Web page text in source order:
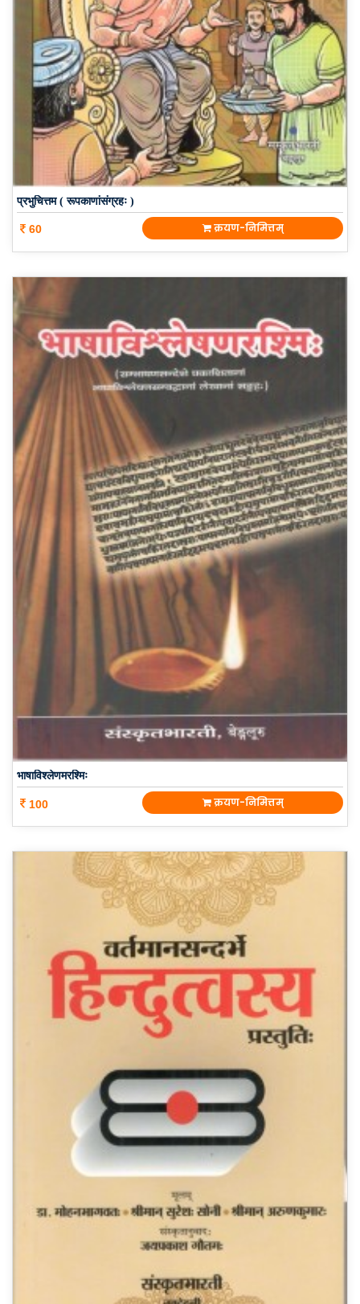
प्रभुचित्तम ( रूपकाणांसंग्रहः )
60 क्रयण-निमित्तम्
भाषाविश्लेणमरश्मिः
100 क्रयण-निमित्तम्